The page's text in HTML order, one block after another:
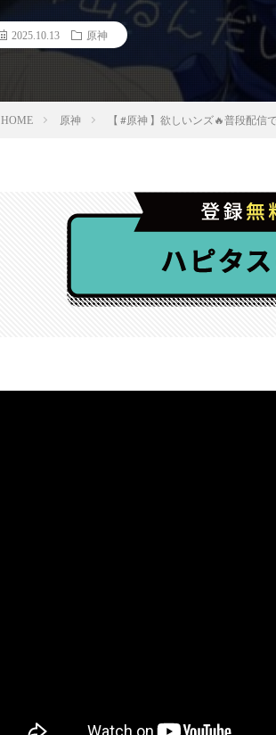
2025.10.13 原神
HOME 原神 【 #原神 】欲しいンズ🔥普段配信